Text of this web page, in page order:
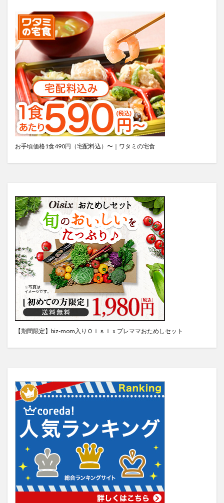
お手頃価格1食490円（宅配料込）〜｜ワタミの宅食
【期間限定】biz-mom入りＯｉｓｉｘプレママおためしセット